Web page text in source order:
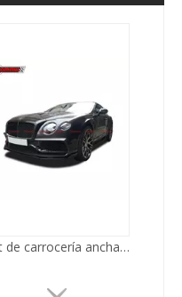
Kit de carrocería de carbono estilo Wald para Bentley Flying Spur 2010-2014